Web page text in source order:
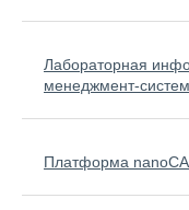
Лабораторная
менеджмент-
Платформа